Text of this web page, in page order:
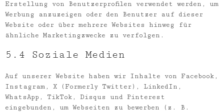
Erstellung von Benutzerprofilen verwendet werden, um
Werbung anzuzeigen oder den Benutzer auf dieser
Website oder über mehrere Websites hinweg für
ähnliche Marketingzwecke zu verfolgen.
5.4 Soziale Medien
Auf unserer Website haben wir Inhalte von Facebook,
Instagram, X (Formerly Twitter), LinkedIn,
WhatsApp, TikTok, Disqus und Pinterest
eingebunden, um Webseiten zu bewerben (z. B.